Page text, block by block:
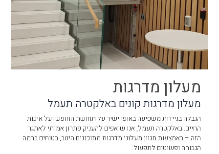
מעלון מדרגות
מעלון מדרגות קונים באלקטרה תעמל
הגבלה בניידות משפיעה באופן ישיר על תחושת החופש ועל איכות
החיים. באלקטרה תעמל, אנו שואפים להעניק פתרון אמיתי לאתגר
הזה – באמצעות מגוון מעלוני מדרגות מתוכננים היטב, בטוחים ברמה
הגבוהה ופשוטים לתפעול.